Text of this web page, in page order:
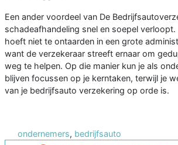
Een ander voordeel van De
schadeafhandeling snel en soepel verloopt.
hoeft niet te ontaarden in een grote
want de verzekeraar streeft ernaar om
weg te helpen. Op die manier kun je als
blijven focussen op je kerntaken, terwijl je
van je bedrijfsauto verzekering op orde is.
ondernemers, bedrijfsauto